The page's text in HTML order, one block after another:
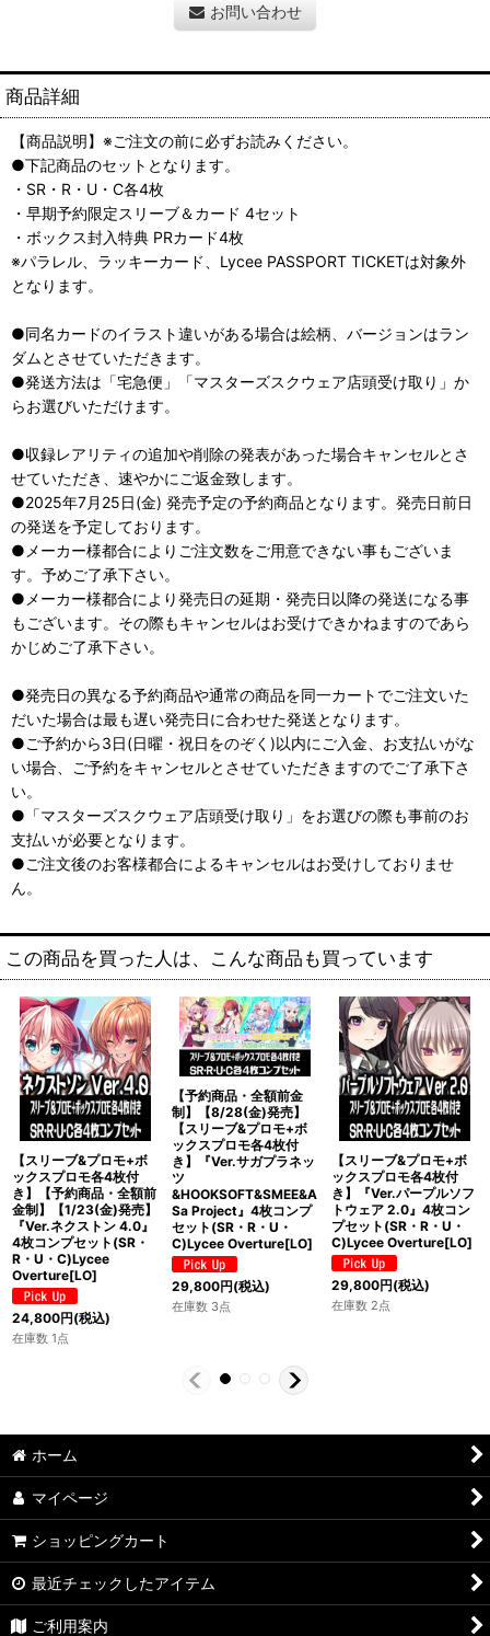
お問い合わせ
商品詳細
【商品説明】※ご注文の前に必ずお読みください。
●下記商品のセットとなります。
・SR・R・U・C各4枚
・早期予約限定スリーブ＆カード 4セット
・ボックス封入特典 PRカード4枚
※パラレル、ラッキーカード、Lycee PASSPORT TICKETは対象外
となります。
●同名カードのイラスト違いがある場合は絵柄、バージョンはラン
ダムとさせていただきます。
●発送方法は「宅急便」「マスターズスクウェア店頭受け取り」か
らお選びいただけます。
●収録レアリティの追加や削除の発表があった場合キャンセルとさ
せていただき、速やかにご返金致します。
●2025年7月25日(金) 発売予定の予約商品となります。発売日前日
の発送を予定しております。
●メーカー様都合によりご注文数をご用意できない事もございま
す。予めご了承下さい。
●メーカー様都合により発売日の延期・発売日以降の発送になる事
もございます。その際もキャンセルはお受けできかねますのであら
かじめご了承下さい。
●発売日の異なる予約商品や通常の商品を同一カートでご注文いた
だいた場合は最も遅い発売日に合わせた発送となります。
●ご予約から3日(日曜・祝日をのぞく)以内にご入金、お支払いがな
い場合、ご予約をキャンセルとさせていただきますのでご了承下さ
い。
●「マスターズスクウェア店頭受け取り」をお選びの際も事前のお
支払いが必要となります。
●ご注文後のお客様都合によるキャンセルはお受けしておりませ
ん。
この商品を買った人は、こんな商品も買っています
【スリーブ&プロモ+ボ
ックスプロモ各4枚付
き】【予約商品・全額前
金制】【1/23(金)発売】
『Ver.ネクストン 4.0』
4枚コンプセット(SR・
R・U・C)Lycee
Overture[LO]
24,800円(税込)
在庫数 1点
【予約商品・全額前金
制】【8/28(金)発売】
【スリーブ&プロモ+ボ
ックスプロモ各4枚付
き】『Ver.サガプラネッ
ツ
&HOOKSOFT&SMEE&A
Sa Project』4枚コンプ
セット(SR・R・U・
C)Lycee Overture[LO]
29,800円(税込)
在庫数 3点
【スリーブ&プロモ+ボ
ックスプロモ各4枚付
き】『Ver.パープルソフ
トウェア 2.0』4枚コン
プセット(SR・R・U・
C)Lycee Overture[LO]
29,800円(税込)
在庫数 2点
ホーム
マイページ
ショッピングカート
最近チェックしたアイテム
ご利用案内